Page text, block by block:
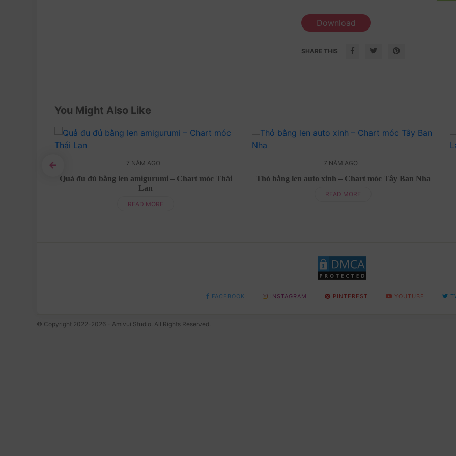
Download
SHARE THIS
You Might Also Like
7 NĂM AGO
Quả đu đủ bằng len amigurumi – Chart móc Thái
Lan
READ MORE
7 NĂM AGO
Thỏ bằng len auto xinh – Chart móc Tây Ban Nha
READ MORE
FACEBOOK INSTAGRAM PINTEREST YOUTUBE
© Copyright 2022-2026 - Amivui Studio. All Rights Reserved.